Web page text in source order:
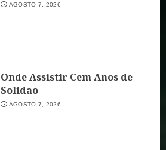
AGOSTO 7, 2026
Onde Assistir Cem Anos de
Solidão
AGOSTO 7, 2026